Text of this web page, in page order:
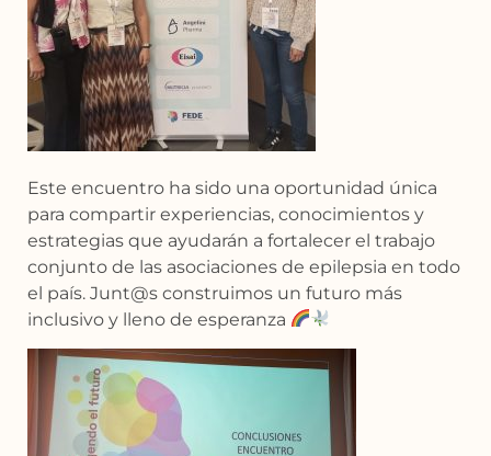
Este encuentro ha sido una oportunidad única
para compartir experiencias, conocimientos y
estrategias que ayudarán a fortalecer el trabajo
conjunto de las asociaciones de epilepsia en todo
el país. Junt@s construimos un futuro más
inclusivo y lleno de esperanza